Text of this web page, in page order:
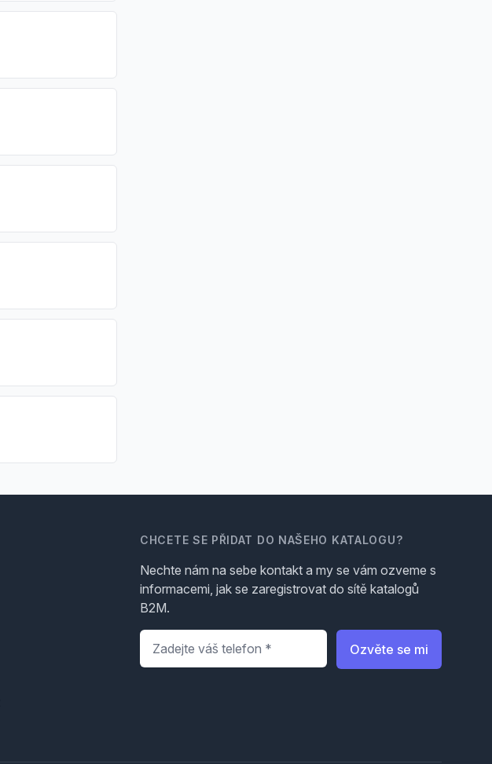
CHCETE SE PŘIDAT DO NAŠEHO KATALOGU?
Nechte nám na sebe kontakt a my se vám ozveme s
informacemi, jak se zaregistrovat do sítě katalogů
B2M.
Telefon
Ozvěte se mi